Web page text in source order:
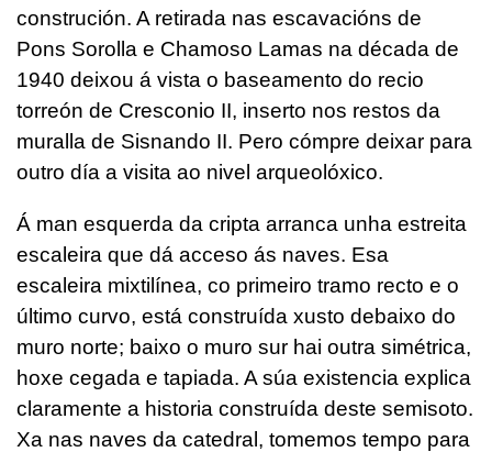
construción. A retirada nas escavacións de
Pons Sorolla e Chamoso Lamas na década de
1940 deixou á vista o baseamento do recio
torreón de Cresconio II, inserto nos restos da
muralla de Sisnando II. Pero cómpre deixar para
outro día a visita ao nivel arqueolóxico.
Á man esquerda da cripta arranca unha estreita
escaleira que dá acceso ás naves. Esa
escaleira mixtilínea, co primeiro tramo recto e o
último curvo, está construída xusto debaixo do
muro norte; baixo o muro sur hai outra simétrica,
hoxe cegada e tapiada. A súa existencia explica
claramente a historia construída deste semisoto.
Xa nas naves da catedral, tomemos tempo para